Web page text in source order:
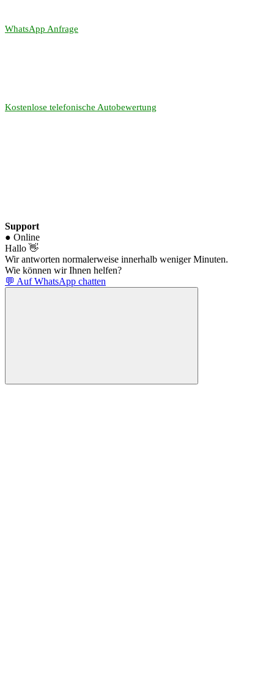
WhatsApp Anfrage
Kostenlose telefonische Autobewertung
Support
● Online
Hallo 👋
Wir antworten normalerweise innerhalb weniger Minuten.
Wie können wir Ihnen helfen?
💬 Auf WhatsApp chatten